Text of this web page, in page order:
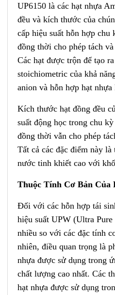
UP6150 là các hạt nhựa
đều và kích thước của
cấp hiệu suất hỗn hợp
đồng thời cho phép tách
Các hạt được trộn để tạo
stoichiometric của khả
anion và hỗn hợp hạt
Kích thước hạt đồng đều
suất động học trong chu
đồng thời vẫn cho phép
Tất cả các đặc điểm này là
nước tinh khiết cao với
Thuộc Tính Cơ Bản Của
Đối với các hỗn hợp tái
hiệu suất UPW (Ultra
nhiều so với các đặc tính
nhiên, điều quan trọng là
nhựa được sử dụng trong
chất lượng cao nhất. Các
hạt nhựa được sử dụng